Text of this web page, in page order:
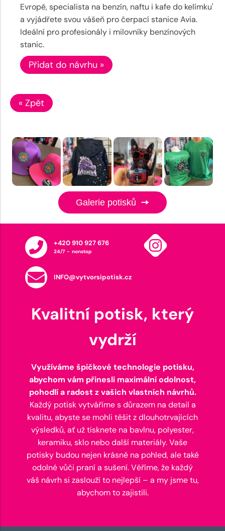
Evropě, specialista na benzín, naftu i kafe do kelímku'
a vyjádřete svou vášeň pro čerpací stanice Avia.
Ideální pro profesionály i milovníky benzínových
stanic.
Přidat do návrhu »
« Zpět
Galerie potisků
+420 910 927 676
24/7 - nonstop
INFO@vytvorsipotisk.cz
Kvalitní potisk, který
vydrží
Využíváme špičkové technologie potisku,
abychom vám přinesli maximální odolnost,
pohodlí a radost z vašich vlastních návrhů.
Každý potisk vytváříme s důrazem na detail a
kvalitu, abyste se mohli těšit z dlouhotrvajících
výsledků, ať už tisknete na bavlnu, polyester,
keramiku, sklo nebo další materiály. Vaše
potisky budou nejen krásné na pohled, ale také
odolné vůči praní a sušení. Věříme, že každý
váš návrh si zaslouží to nejlepší – a my jsme tu,
abychom to zajistili.